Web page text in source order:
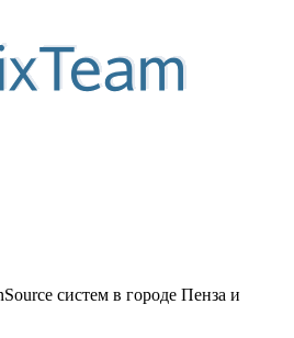
систем в городе Пенза и